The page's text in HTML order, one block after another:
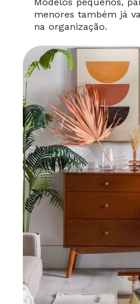
menores também já
na organização.